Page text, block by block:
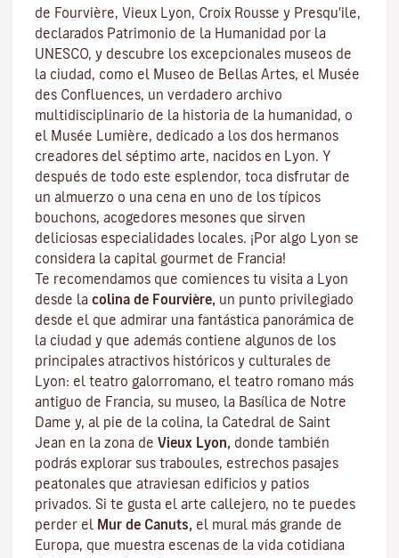
de Fourvière, Vieux Lyon, Croix Rousse y Presqu'ile,
declarados Patrimonio de la Humanidad por la
UNESCO, y descubre los excepcionales museos de
la ciudad , como el Museo de Bellas Artes, el Musée
des Confluences, un verdadero archivo
multidisciplinario de la historia de la humanidad, o
el Musée Lumière, dedicado a los dos hermanos
creadores del séptimo arte, nacidos en Lyon. Y
después de todo este esplendor, toca disfrutar de
un almuerzo o una cena en uno de los típicos
bouchons, acogedores mesones que sirven
deliciosas especialidades locales. ¡Por algo Lyon se
considera la capital gourmet de Francia!
Te recomendamos que comiences tu visita a Lyon
desde la colina de Fourvière, un punto privilegiado
desde el que admirar una fantástica panorámica de
la ciudad y que además contiene algunos de los
principales atractivos históricos y culturales de
Lyon: el teatro galorromano, el teatro romano más
antiguo de Francia, su museo, la Basílica de Notre
Dame y, al pie de la colina, la Catedral de Saint
Jean en la zona de Vieux Lyon, donde también
podrás explorar sus traboules, estrechos pasajes
peatonales que atraviesan edificios y patios
privados. Si te gusta el arte callejero, no te puedes
perder el Mur de Canuts, el mural más grande de
Europa, que muestra escenas de la vida cotidiana